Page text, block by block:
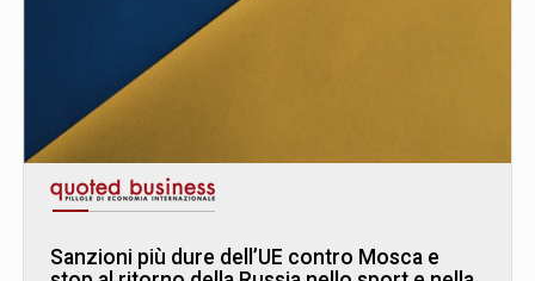
Sanzioni più dure dell’UE contro Mosca e